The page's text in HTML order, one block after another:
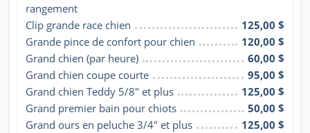
rangement
Clip grande race chien
125,00 $
Grande pince de confort pour chien
120,00 $
Grand chien (par heure)
60,00 $
Grand chien coupe courte
95,00 $
Grand chien Teddy 5/8" et plus
125,00 $
Grand premier bain pour chiots
50,00 $
Grand ours en peluche 3/4" et plus
125,00 $